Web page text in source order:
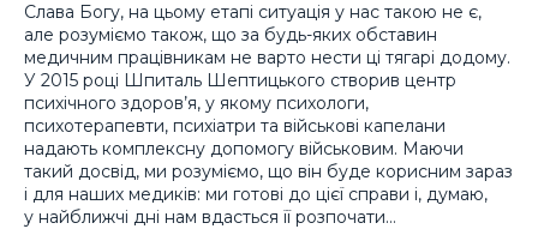
Слава Богу, на цьому етапі ситуація у нас такою не є,
але розуміємо також, що за будь-яких обставин
медичним працівникам не варто нести ці тягарі додому.
У 2015 році Шпиталь Шептицького створив центр
психічного здоров’я, у якому психологи,
психотерапевти, психіатри та військові капелани
надають комплексну допомогу військовим. Маючи
такий досвід, ми розуміємо, що він буде корисним зараз
і для наших медиків: ми готові до цієї справи і, думаю,
у найближчі дні нам вдасться її розпочати…